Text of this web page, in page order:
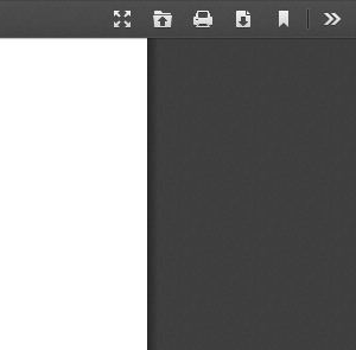
Presentation
Open Print Download
Current